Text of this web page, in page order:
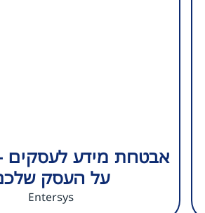
אבטחת מידע לעסקים
על העסק
Entersys